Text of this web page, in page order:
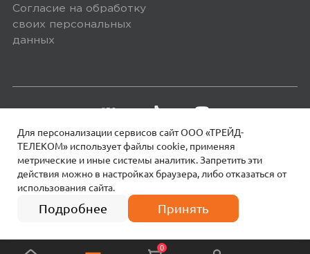
Для персонализации сервисов сайт ООО «ТРЕЙД-
ТЕЛЕКОМ» использует файлы сookie, применяя
метрические и иные системы аналитик. Запретить эти
действия можно в настройках браузера, либо отказаться от
использования сайта.
Подробнее Принять
12 990 ₽
4 платежа по
Согласие на обработку
своих персональных
данных
© 2026 МОТИВ. Все права защищены!
0